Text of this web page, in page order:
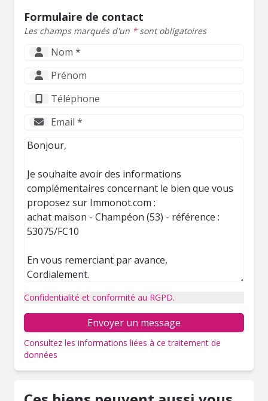
Formulaire de contact
Les champs marqués d'un *sont obligatoires
Confidentialité et conformité au RGPD.
Envoyer un message
Consultez les informations liées à ce traitement de
données